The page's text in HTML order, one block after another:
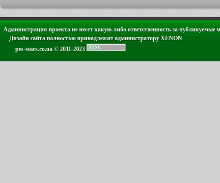
Администрация проекта не несет какую-либо ответственность за публикуемые
Дизайн сайта полностью принадлежит администратору XENON
pes-stars.co.ua © 2011-2023